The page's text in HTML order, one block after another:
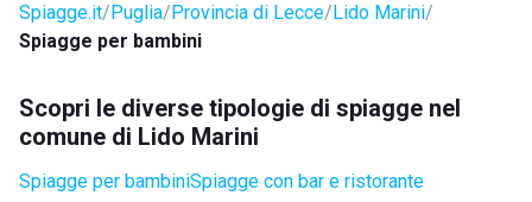
Spiagge.it Puglia Provincia di Lecce Lido Marini
Spiagge per bambini
Scopri le diverse tipologie di spiagge nel
comune di Lido Marini
Spiagge per bambiniSpiagge con bar e ristorante